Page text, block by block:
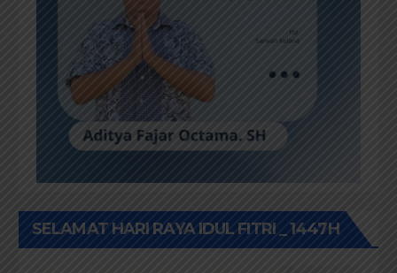
SELAMAT HARI RAYA IDUL FITRI _ 1447H